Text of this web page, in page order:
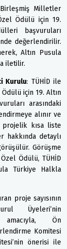
Milletler
Ödülü için 19.
başvuruları
değerlendirilir.
Altın Pusula
iletilir.
Kurulu: TÜHİD ile
için 19. Altın
arasındaki
alınır ve
projelik kısa liste
hakkında detaylı
Görüşme
Ödülü, TÜHİD
Türkiye Halkla
proje sayısının
Üyeleri’nin
amacıyla, Ön
Komitesi
önerisi ile